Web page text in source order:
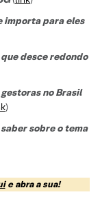
importa para eles
que desce redondo
no Brasil
)
sobre o tema
e abra a sua!